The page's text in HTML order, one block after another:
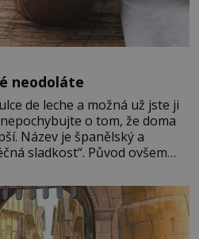
neodoláte
de leche a možná už jste ji
o tom, že doma
Název je španělský a
sladkost“. Původ ovšem
zemí a k tomu